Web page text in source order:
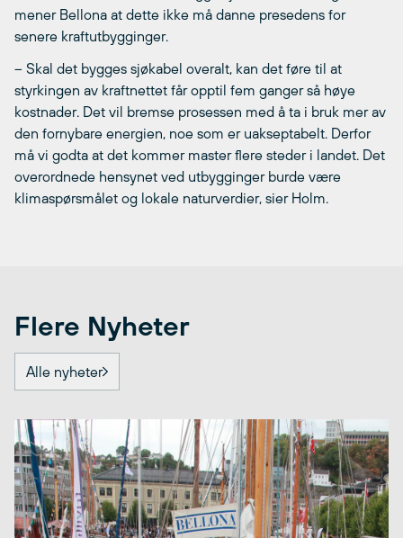
mener Bellona at dette ikke må danne presedens for
senere kraftutbygginger.
– Skal det bygges sjøkabel overalt, kan det føre til at
styrkingen av kraftnettet får opptil fem ganger så høye
kostnader. Det vil bremse prosessen med å ta i bruk mer av
den fornybare energien, noe som er uakseptabelt. Derfor
må vi godta at det kommer master flere steder i landet. Det
overordnede hensynet ved utbygginger burde være
klimaspørsmålet og lokale naturverdier, sier Holm.
Flere Nyheter
Alle nyheter